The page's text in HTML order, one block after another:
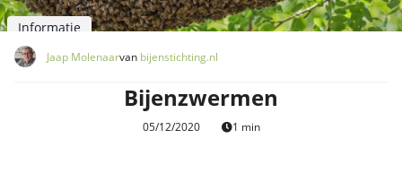
Informatie
Jaap Molenaarvan bijenstichting.nl
Bijenzwermen
05/12/2020 1 min